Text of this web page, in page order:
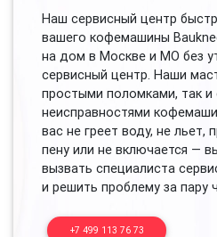
Наш сервисный центр
вашего кофемашины
на дом в Москве и МО без
сервисный центр. Наши
простыми поломками, так и
неисправностями
вас не греет воду, не льет,
пену или не включается —
вызвать специалиста
и решить проблему за пару
+7 499 113 76 73